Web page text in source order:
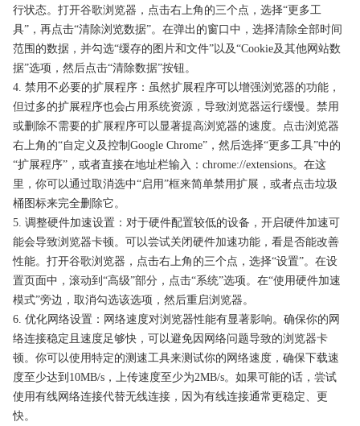
行状态。打开谷歌浏览器，点击右上角的三个点，选择“更多工
具”，再点击“清除浏览数据”。在弹出的窗口中，选择清除全部时间
范围的数据，并勾选“缓存的图片和文件”以及“Cookie及其他网站数
据”选项，然后点击“清除数据”按钮。
4. 禁用不必要的扩展程序：虽然扩展程序可以增强浏览器的功能，
但过多的扩展程序也会占用系统资源，导致浏览器运行缓慢。禁用
或删除不需要的扩展程序可以显著提高浏览器的速度。点击浏览器
右上角的“自定义及控制Google Chrome”，然后选择“更多工具”中的
“扩展程序”，或者直接在地址栏输入：chrome://extensions。在这
里，你可以通过取消选中“启用”框来简单禁用扩展，或者点击垃圾
桶图标来完全删除它。
5. 调整硬件加速设置：对于硬件配置较低的设备，开启硬件加速可
能会导致浏览器卡顿。可以尝试关闭硬件加速功能，看是否能改善
性能。打开谷歌浏览器，点击右上角的三个点，选择“设置”。在设
置页面中，滚动到“高级”部分，点击“系统”选项。在“使用硬件加速
模式”旁边，取消勾选该选项，然后重启浏览器。
6. 优化网络设置：网络速度对浏览器性能有显著影响。确保你的网
络连接稳定且速度足够快，可以避免因网络问题导致的浏览器卡
顿。你可以使用特定的测速工具来测试你的网络速度，确保下载速
度至少达到10MB/s，上传速度至少为2MB/s。如果可能的话，尝试
使用有线网络连接代替无线连接，因为有线连接通常更稳定、更
快。